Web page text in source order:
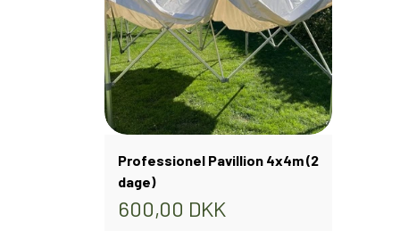
Professionel Pavillion 4x4m (2
dage)
600,00 DKK